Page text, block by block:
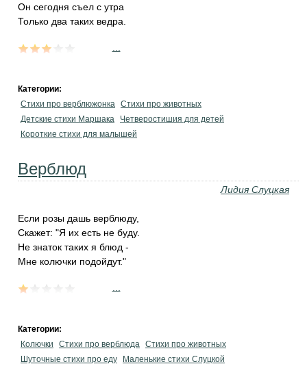
Он сегодня съел с утра
Только два таких ведра.
Категории:
Стихи про верблюжонка Стихи про животных
Детские стихи Маршака
Четверостишия для детей
Короткие стихи для малышей
Верблюд
Лидия Слуцкая
Если розы дашь верблюду,
Скажет: "Я их есть не буду.
Не знаток таких я блюд -
Мне колючки подойдут."
Категории:
Колючки
Стихи про верблюда Стихи про животных
Шуточные стихи про еду
Маленькие стихи Слуцкой